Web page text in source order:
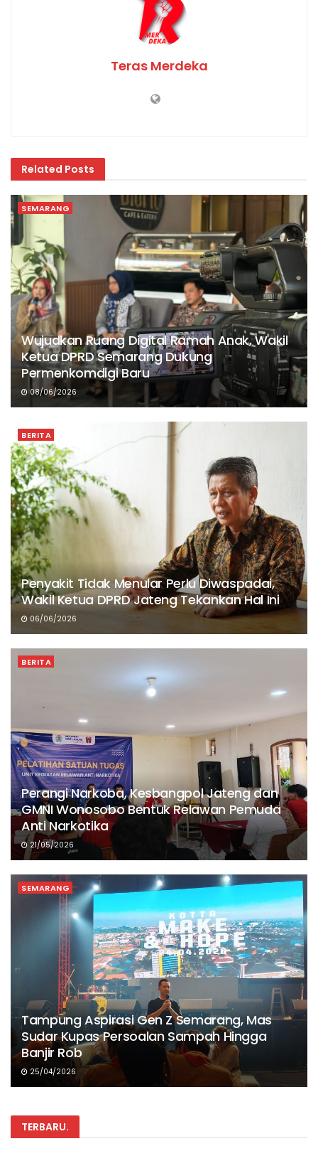
Teras Merdeka
Related Posts
SEMARANG
Wujudkan Ruang Digital Ramah Anak, Wakil
Ketua DPRD Semarang Dukung
Permenkomdigi Baru
08/06/2026
BERITA
Penyakit Tidak Menular Perlu Diwaspadai,
Wakil Ketua DPRD Jateng Tekankan Hal Ini
06/06/2026
BERITA
Perangi Narkoba, Kesbangpol Jateng dan
GMNI Wonosobo Bentuk Relawan Pemuda
Anti Narkotika
21/05/2026
SEMARANG
Tampung Aspirasi Gen Z Semarang, Mas
Sudar Kupas Persoalan Sampah Hingga
Banjir Rob
25/04/2026
TERBARU.